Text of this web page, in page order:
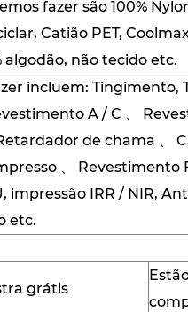
fazer são 100%
Catião PET,
algodão, não tecido etc.
incluem: Tingimento,
A / C 、
de chama 、
、 Revestimento
impressão IRR / NIR,
etc.
grátis